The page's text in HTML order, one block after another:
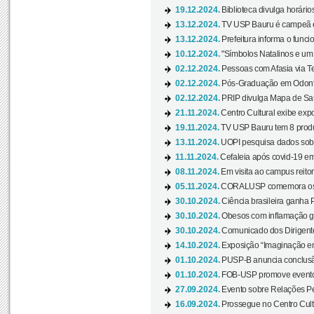
19.12.2024. Biblioteca divulga
13.12.2024.TV USP Bauru é campeã
13.12.2024. Prefeitura informa o
10.12.2024."Símbolos Natalinos e
02.12.2024. Pessoas com Afasia via
02.12.2024. Pós-Graduação em
02.12.2024. PRIP divulga Mapa de
21.11.2024.Centro Cultural exibe
19.11.2024.TV USP Bauru tem 8
13.11.2024. UOPI pesquisa dados
11.11.2024.Cefaleia após covid-19
08.11.2024. Em visita ao campus
05.11.2024.CORALUSP comemora
30.10.2024.Ciência brasileira ganha
30.10.2024.Obesos com inflamação
30.10.2024.Comunicado dos
14.10.2024. Exposição “Imaginação
01.10.2024. PUSP-B anuncia
01.10.2024. FOB-USP promove
27.09.2024. Evento sobre Relações
16.09.2024. Prossegue no Centro